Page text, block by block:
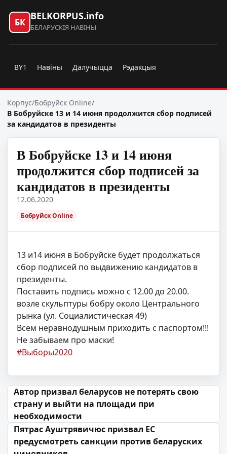
БК
BELKORPUS.info
БЕЛАРУСКІЯ НАВІНЫ
BY1 Навіны Далучыцца Рэдакцыя
Корпус/Бобруйск Online/
В Бобруйске 13 и 14 июня продолжится сбор подписей
за кандидатов в президенты
В Бобруйске 13 и 14 июня
продолжится сбор подписей за
кандидатов в президенты
12.06.2020
Бобруйск Online
13 и14 июня в Бобруйске будет продолжаться
сбор подписей по выдвижению кандидатов в
президенты.
Поставить подпись можно с 12.00 до 20.00.
возле скульптуры бобру около Центрального
рынка (ул. Социалистическая 49)
Всем неравнодушным приходить с паспортом!!!
Не забываем про маски!
#Выборы2020
Навігацыя па запісах
Автор призвал беларусов не потерять свою
страну и выйти на площади при
необходимости
Пятрас Ауштрявичюс призвал ЕС
предусмотреть санкции против беларуских